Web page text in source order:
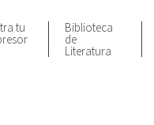
tu Biblioteca
de
Literatura